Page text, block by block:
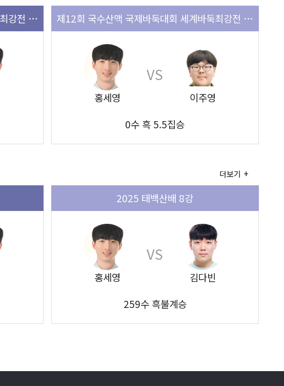
제12회 국수산맥 국제바둑대회 세계바둑최강전 예선 3회전 제12회 국수산맥 국제바둑대회 세계바둑최강전 예선 2회전
홍세영
VS
이주영
0수 흑 5.5집승
더보기
2025 태백산배 8강
홍세영
VS
김다빈
259수 흑불계승